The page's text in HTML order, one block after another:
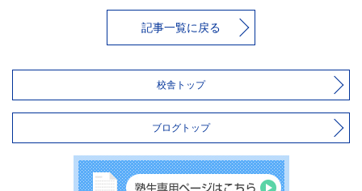
記事一覧に戻る
校舎トップ
ブログトップ